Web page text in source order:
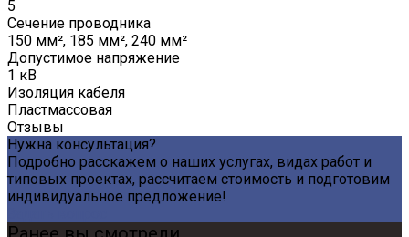
5
Сечение проводника
150 мм², 185 мм², 240 мм²
Допустимое напряжение
1 кВ
Изоляция кабеля
Пластмассовая
Отзывы
Нужна консультация?
Подробно расскажем о наших услугах, видах работ и
типовых проектах, рассчитаем стоимость и подготовим
индивидуальное предложение!